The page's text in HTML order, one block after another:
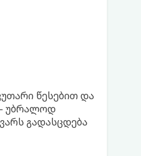
წესებით და
უბრალოდ
გადასცდება